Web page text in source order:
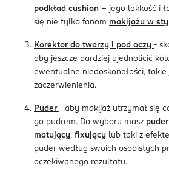
podkład cushion - jego lekkość i
się nie tylko fanom makijażu w
Korektor do twarzy i pod oczy -
aby jeszcze bardziej ujednolicić
ewentualne niedoskonałości, takie
zaczerwienienia.
Puder - aby makijaż utrzymał się
go pudrem. Do wyboru masz
matujący, fixujący lub taki z
puder według swoich osobistych
oczekiwanego rezultatu.